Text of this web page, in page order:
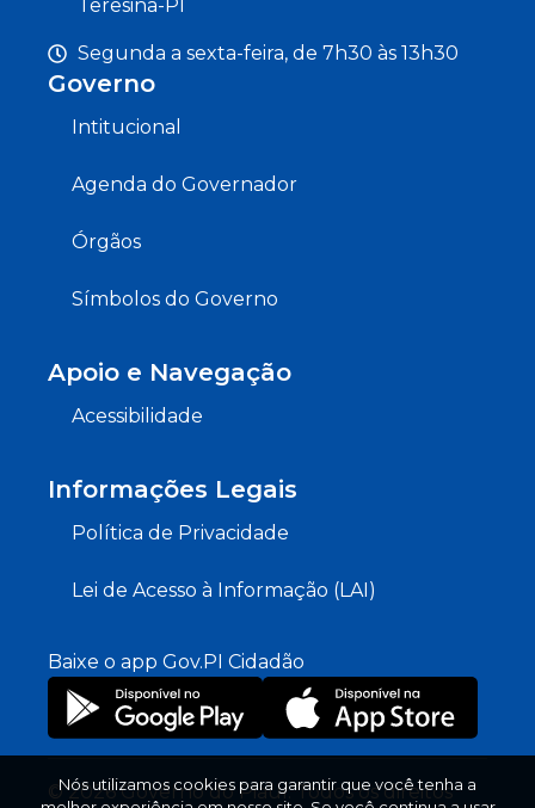
Teresina-PI
Segunda a sexta-feira, de 7h30 às 13h30
Governo
Intitucional
Agenda do Governador
Órgãos
Símbolos do Governo
Apoio e Navegação
Acessibilidade
Informações Legais
Política de Privacidade
Lei de Acesso à Informação (LAI)
Baixe o app Gov.PI Cidadão
© 2026 Governo do Piauí. Todos os direitos
Nós utilizamos cookies para garantir que você tenha a